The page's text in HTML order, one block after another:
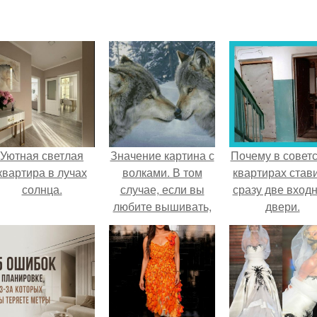
Уютная светлая
в лучах
солнца.
Значение картина с
волками. В том
случае, если вы
любите вышивать,
то наверняка
задумывались о
том, что означает та
или иная вышитая
вами картина.
Почему в
квартирах
сразу две
двери.